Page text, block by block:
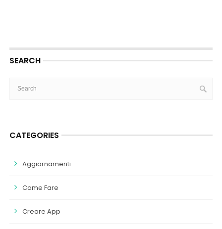
SEARCH
CATEGORIES
Aggiornamenti
Come Fare
Creare App